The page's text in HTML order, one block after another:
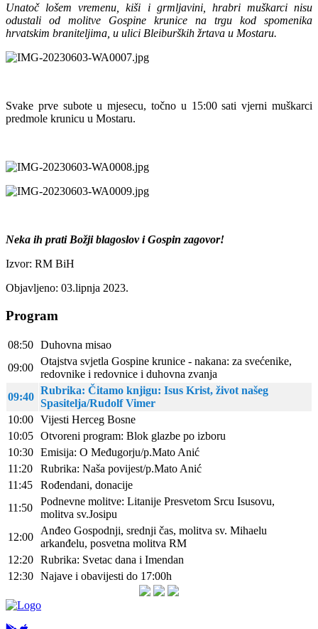
Unatoč lošem vremenu, kiši i grmljavini, hrabri muškarci nisu
odustali od molitve Gospine krunice na trgu kod spomenika
hrvatskim braniteljima, u ulici Bleiburških žrtava u Mostaru.
Svake prve subote u mjesecu, točno u 15:00 sati vjerni muškarci
predmole krunicu u Mostaru.
Neka ih prati Božji blagoslov i Gospin zagovor!
Izvor: RM BiH
Objavljeno: 03.lipnja 2023.
Program
08:50 Duhovna misao
09:00
Otajstva svjetla Gospine krunice - nakana: za svećenike,
redovnike i redovnice i duhovna zvanja
09:40
Rubrika: Čitamo knjigu: Isus Krist, život našeg
Spasitelja/Rudolf Vimer
10:00 Vijesti Herceg Bosne
10:05 Otvoreni program: Blok glazbe po izboru
10:30 Emisija: O Međugorju/p.Mato Anić
11:20
Rubrika: Naša povijest/p.Mato Anić
11:45
Rođendani, donacije
11:50
Podnevne molitve: Litanije Presvetom Srcu Isusovu,
molitva sv.Josipu
12:00
Anđeo Gospodnji, srednji čas, molitva sv. Mihaelu
arkanđelu, posvetna molitva RM
12:20 Rubrika: Svetac dana i Imendan
12:30 Najave i obavijesti do 17:00h